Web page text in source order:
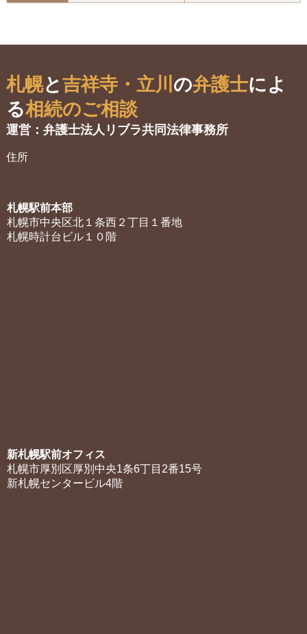
札幌と吉祥寺・立川 の弁護士によ
る相続のご相談
運営：弁護士法人リブラ共同法律事務所
住所
札幌駅前本部
札幌市中央区北１条西２丁目１番地
札幌時計台ビル１０階
新札幌駅前オフィス
札幌市厚別区厚別中央1条6丁目2番15号
新札幌センタービル4階